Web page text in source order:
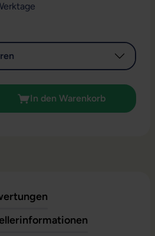
Gib den gewünschten
In den Warenkorb